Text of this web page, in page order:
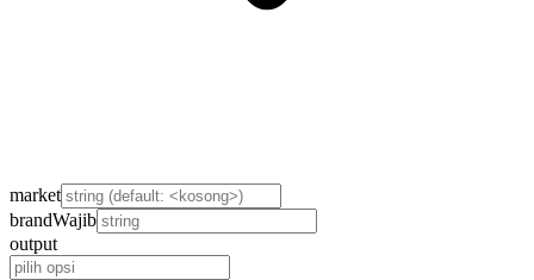
market
brandWajib
output